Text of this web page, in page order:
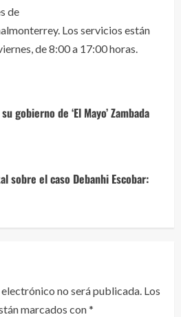
de
Los servicios están
de 8:00 a 17:00 horas.
gobierno de ‘El Mayo’ Zambada
sobre el caso Debanhi Escobar:
no será publicada. Los
marcados con*